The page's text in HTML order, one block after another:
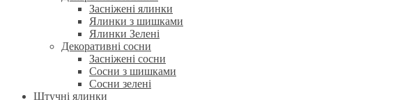
Засніжені ялинки
Ялинки з шишками
Ялинки Зелені
Декоративні сосни
Засніжені сосни
Сосни з шишками
Сосни зелені
Штучні ялинки